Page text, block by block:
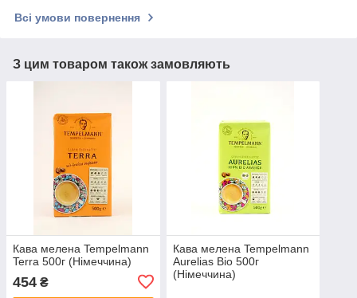
Всі умови повернення
З цим товаром також замовляють
Кава мелена Tempelmann
Terra 500г (Німеччина)
454 ₴
Кава мелена Tempelmann
Aurelias Bio 500г
(Німеччина)